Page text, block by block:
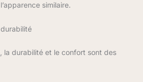
similaire.
la durabilité et le confort sont des